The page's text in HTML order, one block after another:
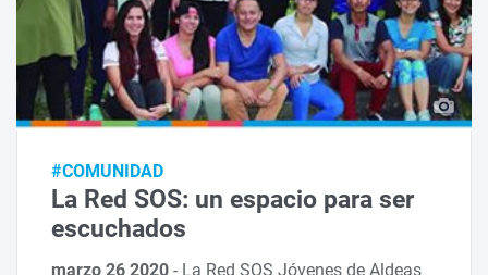
#COMUNIDAD
La Red SOS: un espacio para ser
escuchados
marzo 26 2020- La Red SOS Jóvenes de Aldeas